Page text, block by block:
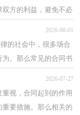
方的利益，避免不必
2026-08-01
的社会中，很多场合
。那么常见的合同书
程施...
2026-07-27
视，合同起到的作用
要措施。那么相关的